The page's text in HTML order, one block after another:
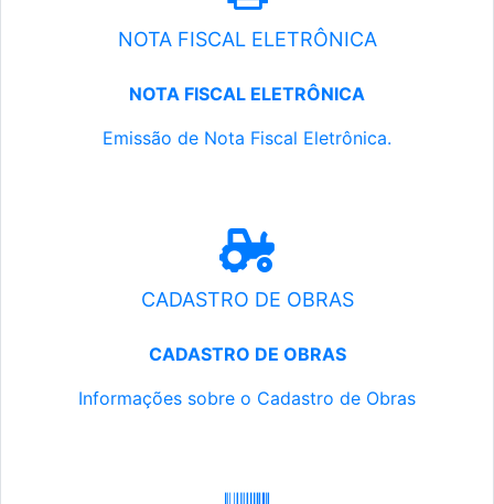
NOTA FISCAL ELETRÔNICA
NOTA FISCAL ELETRÔNICA
Emissão de Nota Fiscal Eletrônica.
CADASTRO DE OBRAS
CADASTRO DE OBRAS
Informações sobre o Cadastro de Obras